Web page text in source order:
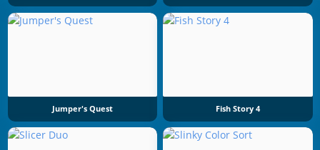
Jumper's Quest Fish Story 4